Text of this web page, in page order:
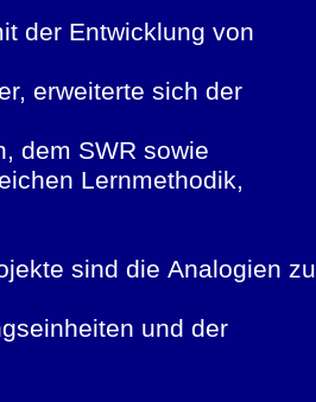
der Entwicklung von
erweiterte sich der
dem SWR sowie
Lernmethodik,
sind die Analogien zu
und der